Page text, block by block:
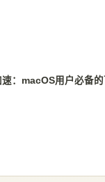
：macOS用户必备